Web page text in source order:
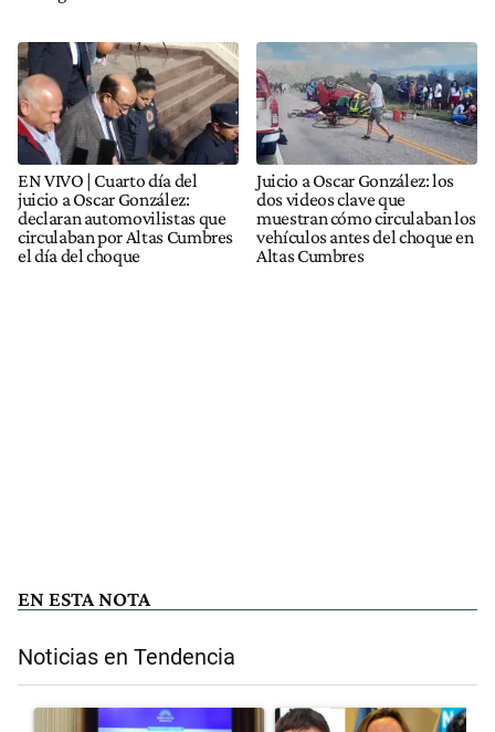
EN VIVO | Cuarto día del
juicio a Oscar González:
declaran automovilistas que
circulaban por Altas Cumbres
el día del choque
Juicio a Oscar González: los
dos videos clave que
muestran cómo circulaban los
vehículos antes del choque en
Altas Cumbres
EN ESTA NOTA
Noticias en Tendencia
Un artículo de tendencia con el título "Di Tullio impugnó a Joaquín
Un artículo de tendencia con el